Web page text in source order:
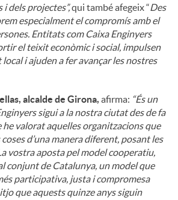
i dels projectes”,qui també afegeix “Des
especialment el compromís amb el
Entitats com Caixa Enginyers
el teixit econòmic i social, impulsen
i ajuden a fer avançar les nostres
alcalde de Girona, afirma: “És un
sigui a la nostra ciutat des de fa
he valorat aquelles organitzacions que
coses d’una manera diferent, posant les
vostra aposta pel model cooperatiu,
conjunt de Catalunya, un model que
participativa, justa i compromesa
que aquests quinze anys siguin